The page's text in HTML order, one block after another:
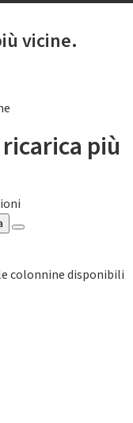
vicine.
più
colonnine disponibili